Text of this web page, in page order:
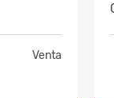
Venta